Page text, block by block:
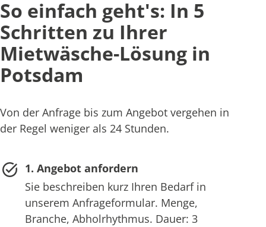
So einfach geht's: In 5
Schritten zu Ihrer
Mietwäsche-Lösung in
Potsdam
Von der Anfrage bis zum Angebot vergehen in
der Regel weniger als 24 Stunden.
1. Angebot anfordern
Sie beschreiben kurz Ihren Bedarf in
unserem Anfrageformular. Menge,
Branche, Abholrhythmus. Dauer: 3